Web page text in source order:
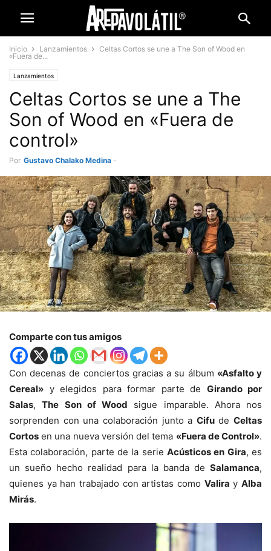
Inicio Lanzamientos
Celtas Cortos se une a The Son of Wood en
«Fuera de...
Lanzamientos
Celtas Cortos se une a The
Son of Wood en «Fuera de
control»
Por Gustavo Chalako Medina -
Comparte con tus amigos
Con decenas de conciertos gracias a su álbum «Asfalto y
Cereal» y elegidos para formar parte de Girando por
Salas,The Son of Wood sigue imparable. Ahora nos
sorprenden con una colaboración junto a Cifude Celtas
Cortos en una nueva versión del tema «Fuera de Control».
Esta colaboración, parte de la serie Acústicos en Gira, es
un sueño hecho realidad para la banda de Salamanca,
quienes ya han trabajado con artistas como Valira yAlba
Mirás.